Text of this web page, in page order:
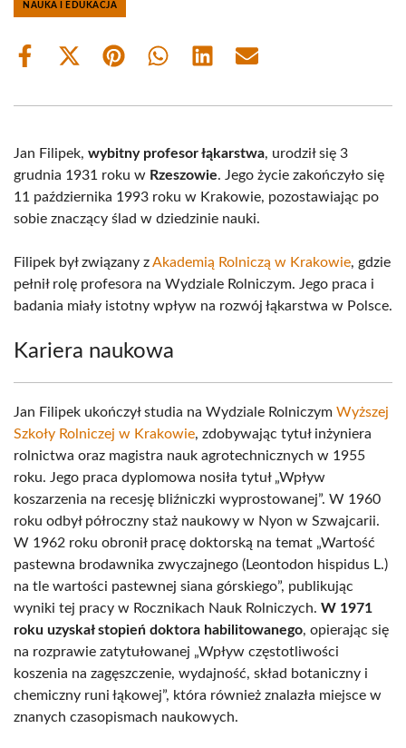
NAUKA I EDUKACJA
Share
Share
(Twitter)
Share Share Share Share
Jan Filipek, wybitny profesor łąkarstwa, urodził się 3
grudnia 1931 roku w Rzeszowie. Jego życie zakończyło się
11 października 1993 roku w Krakowie, pozostawiając po
sobie znaczący ślad w dziedzinie nauki.
Filipek był związany zAkademią Rolniczą w Krakowie, gdzie
pełnił rolę profesora na Wydziale Rolniczym. Jego praca i
badania miały istotny wpływ na rozwój łąkarstwa w Polsce.
Kariera naukowa
Jan Filipek ukończył studia na Wydziale Rolniczym Wyższej
Szkoły Rolniczej w Krakowie, zdobywając tytuł inżyniera
rolnictwa oraz magistra nauk agrotechnicznych w 1955
roku. Jego praca dyplomowa nosiła tytuł „Wpływ
koszarzenia na recesję bliźniczki wyprostowanej”. W 1960
roku odbył półroczny staż naukowy w Nyon w Szwajcarii.
W 1962 roku obronił pracę doktorską na temat „Wartość
pastewna brodawnika zwyczajnego (Leontodon hispidus L.)
na tle wartości pastewnej siana górskiego”, publikując
wyniki tej pracy w Rocznikach Nauk Rolniczych. W 1971
roku uzyskał stopień doktora habilitowanego, opierając się
na rozprawie zatytułowanej „Wpływ częstotliwości
koszenia na zagęszczenie, wydajność, skład botaniczny i
chemiczny runi łąkowej”, która również znalazła miejsce w
znanych czasopismach naukowych.